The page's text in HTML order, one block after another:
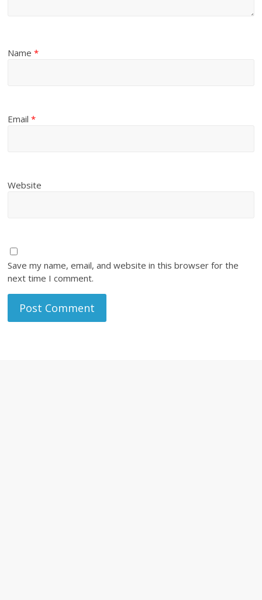
Name*
Email*
Website
Save my name, email, and website in this browser for the
next time I comment.